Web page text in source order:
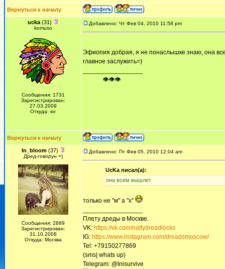
Вернуться к началу
ucka (31)
komuso
Сообщения: 1731
Зарегистрирован:
27.03.2009
Откуда: юг
Добавлено: Чт Фев 04, 2010 11:58 pm
Эфиопия добрая, я не понаслышке знаю, она
главное заслужить=)
ᅠ ᅠ ᅠ👁👁👁
Вернуться к началу
In_bloom(37)
Дред-говорун =)
Сообщения: 2889
Зарегистрирован:
31.10.2008
Откуда: Москва
Добавлено: Пт Фев 05, 2010 12:04 am
UcKa писал(а):
она всем вышлет
только не "м" а "х"
Плету дреды в Москве.
VK: https://vk.com/nattydreadlocks
IG: https://www.instagram.com/dreadsmoscow/
Tel: +79150277869
(sms| whats up)
Telegram: @Inisurvive